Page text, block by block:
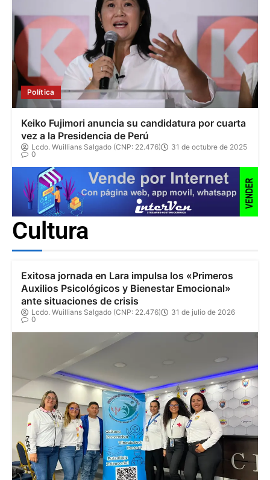
Política
Keiko Fujimori anuncia su candidatura por cuarta
vez a la Presidencia de Perú
Lcdo. Wuillians Salgado (CNP: 22.476)
31 de octubre de 2025
0
Cultura
Exitosa jornada en Lara impulsa los «Primeros
Auxilios Psicológicos y Bienestar Emocional»
ante situaciones de crisis
Lcdo. Wuillians Salgado (CNP: 22.476)
31 de julio de 2026
0